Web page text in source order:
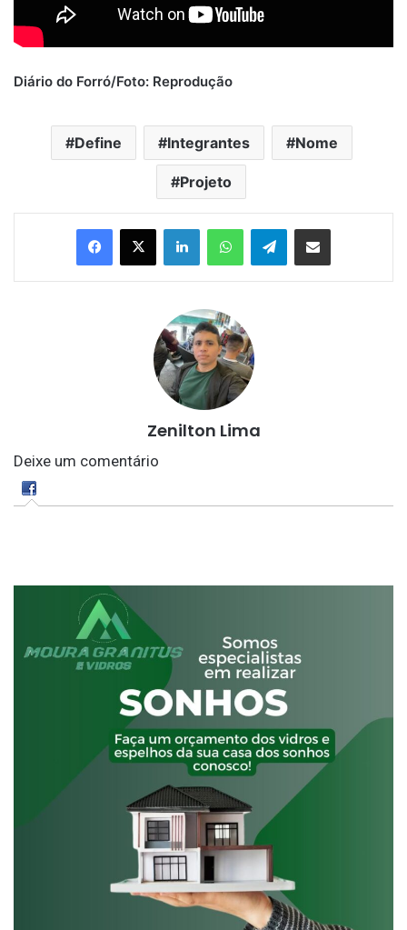
Diário do Forró/Foto: Reprodução
Define Integrantes Nome
Projeto
Telegram
Zenilton Lima
Deixe um comentário